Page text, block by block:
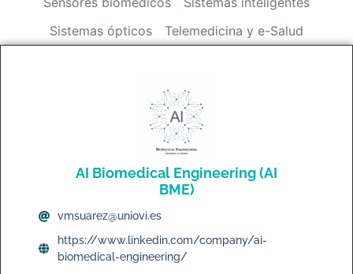
Sistemas ópticos
Telemedicina y e-Salud
AI Biomedical Engineering (AI
BME)
vmsuarez@uniovi.es
https://www.linkedin.com/company/ai-
biomedical-engineering/